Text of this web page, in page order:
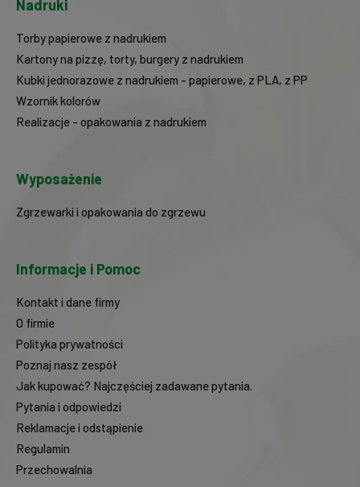
Nadruki
Torby papierowe z nadrukiem
Kartony na pizzę, torty, burgery z nadrukiem
Kubki jednorazowe z nadrukiem - papierowe, z PLA, z PP
Wzornik kolorów
Realizacje - opakowania z nadrukiem
Wyposażenie
Zgrzewarki i opakowania do zgrzewu
Informacje i Pomoc
Kontakt i dane firmy
O firmie
Polityka prywatności
Poznaj nasz zespół
Jak kupować? Najczęściej zadawane pytania.
Pytania i odpowiedzi
Reklamacje i odstąpienie
Regulamin
Przechowalnia